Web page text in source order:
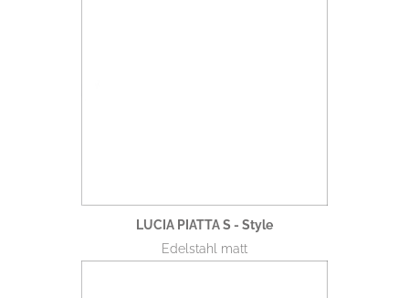
LUCIA PIATTA S - Style
Edelstahl matt